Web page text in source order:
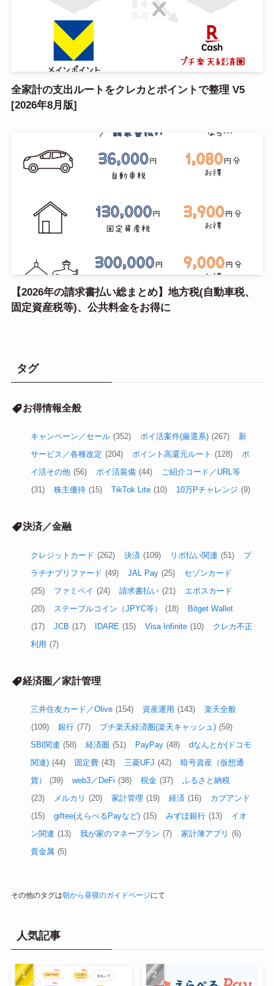
全家計の支出ルートをクレカとポイントで整理 V5
[2026年8月版]
【2026年の請求書払い総まとめ】地方税(自動車税、
固定資産税等)、公共料金をお得に
タグ
お得情報全般
キャンペーン／セール (352) ポイ活案件(厳選系) (267)
新
サービス／各種改定 (204) ポイント高還元ルート (128)
ポ
イ活その他 (56) ポイ活装備 (44)
ご紹介コード／URL等
(31)
株主優待 (15) TikTok Lite (10) 10万Pチャレンジ (9)
決済／金融
クレジットカード (262) 決済 (109) リボ払い関連 (51)
プ
ラチナプリファード (49) JAL Pay (25)
セゾンカード
(25)
ファミペイ (24) 請求書払い (21)
エポスカード
(20)
ステーブルコイン（JPYC等） (18)
Bitget Wallet
(17)
JCB (17) IDARE (15) Visa Infinite (10)
クレカ不正
利用 (7)
経済圏／家計管理
三井住友カード／Olive (154) 資産運用 (143)
楽天全般
(109)
銀行 (77) プチ楽天経済圏(楽天キャッシュ) (59)
SBI関連 (58) 経済圏 (51) PayPay (48)
dなんとか(ドコモ
関連) (44) 固定費 (43) 三菱UFJ (42)
暗号資産（仮想通
貨）
(39) web3／DeFi (38) 税金 (37)
ふるさと納税
(23)
メルカリ (20) 家計管理 (19) 経済 (16)
カブアンド
(15)
giftee(えらべるPayなど) (15) みずほ銀行 (13)
イオ
ン関連 (13) 我が家のマネープラン (7) 家計簿アプリ (6)
貴金属 (5)
その他のタグは朝から昼寝のガイドページにて
人気記事